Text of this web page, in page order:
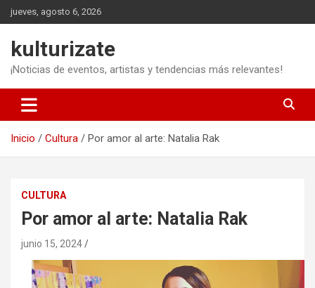
Saltar
al
jueves, agosto 6, 2026
kulturizate
¡Noticias de eventos, artistas y tendencias más relevantes!
Inicio Cultura Por amor al arte: Natalia Rak
CULTURA
Por amor al arte: Natalia Rak
junio 15, 2024